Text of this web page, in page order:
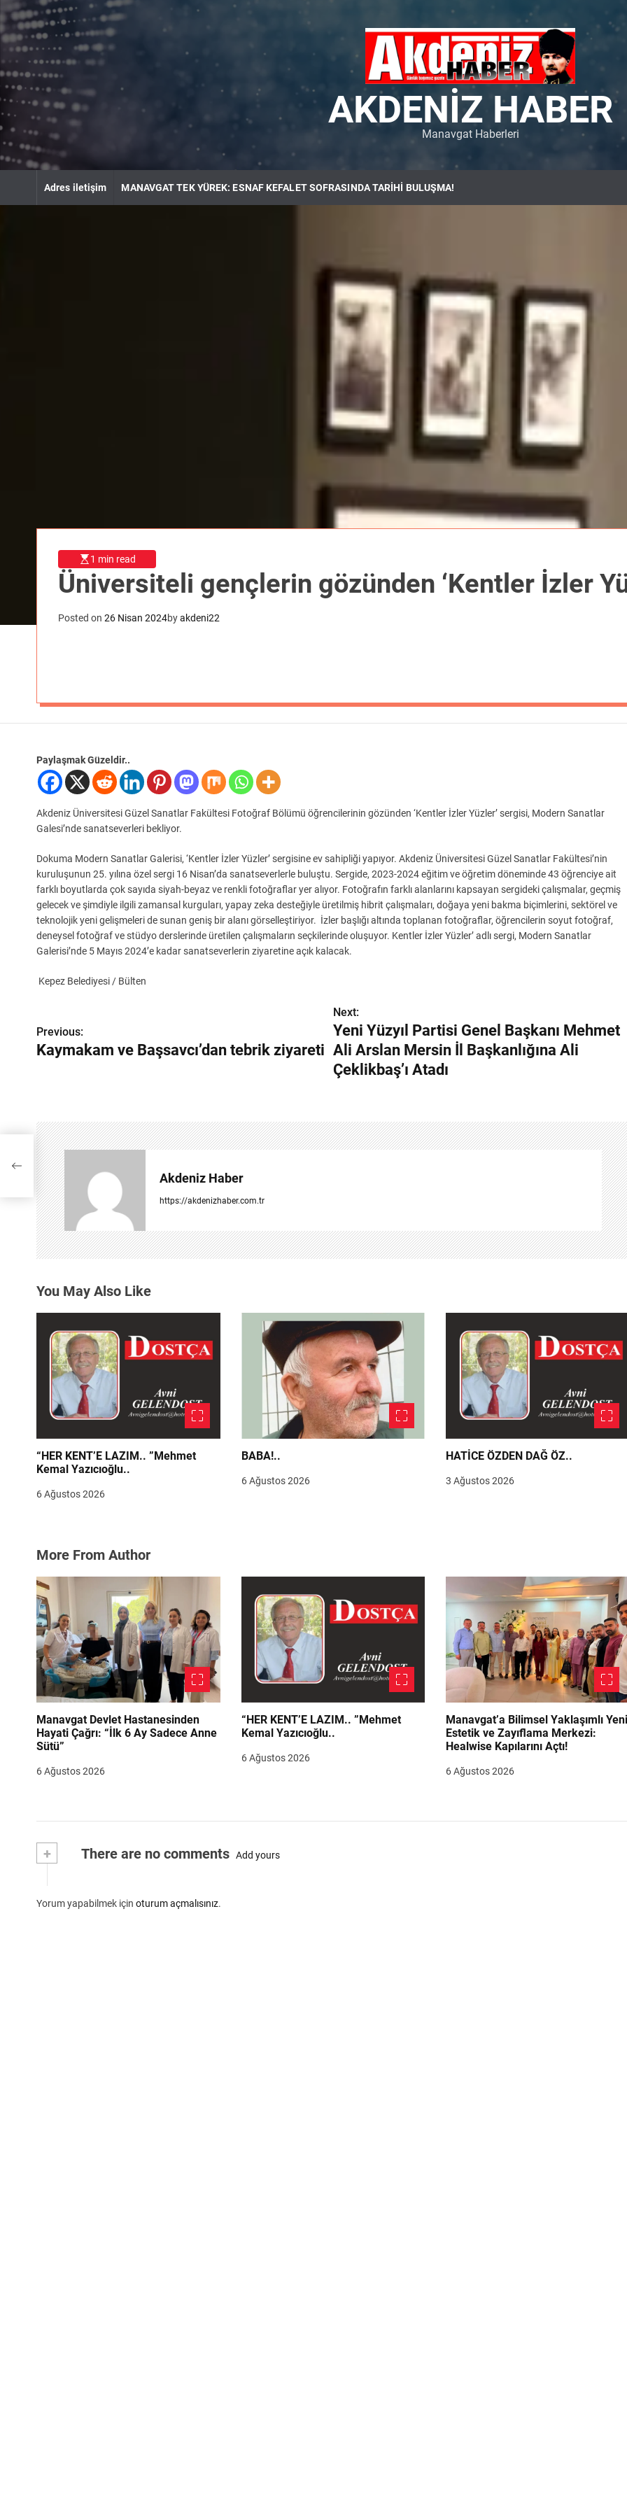
k
t
c
o
n
e
AKDENIZ HABER
Manavgat Haberleri
Adres iletişim MANAVGAT TEK YÜREK: ESNAF KEFALET SOFRASINDA TARİHİ BULUŞMA!
1 min read
Üniversiteli gençlerin gözünden ‘Kentler İzler
Posted on 26 Nisan 2024byakdeni22
Paylaşmak Güzeldir..
Akdeniz Üniversitesi Güzel Sanatlar Fakültesi Fotoğraf Bölümü öğrencilerinin gözünden ‘Kentler İzler Yüzler’ sergisi, Modern Sanatlar
Galesi’nde sanatseverleri bekliyor.
Dokuma Modern Sanatlar Galerisi, ‘Kentler İzler Yüzler’ sergisine ev sahipliği yapıyor. Akdeniz Üniversitesi Güzel Sanatlar Fakültesi’nin
kuruluşunun 25. yılına özel sergi 16 Nisan’da sanatseverlerle buluştu. Sergide, 2023-2024 eğitim ve öğretim döneminde 43 öğrenciye ait
farklı boyutlarda çok sayıda siyah-beyaz ve renkli fotoğraflar yer alıyor. Fotoğrafın farklı alanlarını kapsayan sergideki çalışmalar, geçmiş
gelecek ve şimdiyle ilgili zamansal kurguları, yapay zeka desteğiyle üretilmiş hibrit çalışmaları, doğaya yeni bakma biçimlerini, sektörel ve
teknolojik yeni gelişmeleri de sunan geniş bir alanı görselleştiriyor. İzler başlığı altında toplanan fotoğraflar, öğrencilerin soyut fotoğraf,
deneysel fotoğraf ve stüdyo derslerinde üretilen çalışmaların seçkilerinde oluşuyor. Kentler İzler Yüzler’ adlı sergi, Modern Sanatlar
Galerisi’nde 5 Mayıs 2024’e kadar sanatseverlerin ziyaretine açık kalacak.
Kepez Belediyesi / Bülten
a
g
e
z
i
n
m
e
s
Previous:
Kaymakam ve Başsavcı’dan tebrik ziyareti
Next:
Yeni Yüzyıl Partisi Genel Başkanı Mehmet
Ali Arslan Mersin İl Başkanlığına Ali
Çeklikbaş’ı Atadı
Akdeniz Haber
https://akdenizhaber.com.tr
You May Also Like
“HER KENT’E LAZIM.. ”Mehmet
Kemal Yazıcıoğlu..
6 Ağustos 2026
BABA!..
6 Ağustos 2026
HATİCE ÖZDEN DAĞ ÖZ..
3 Ağustos 2026
More From Author
Manavgat Devlet Hastanesinden
Hayati Çağrı: “İlk 6 Ay Sadece Anne
Sütü”
6 Ağustos 2026
“HER KENT’E LAZIM.. ”Mehmet
Kemal Yazıcıoğlu..
6 Ağustos 2026
Manavgat’a Bilimsel Yaklaşımlı
Estetik ve Zayıflama Merkezi:
Healwise Kapılarını Açtı!
6 Ağustos 2026
+ There are no comments Add yours
Yorum yapabilmek için oturum açmalısınız.